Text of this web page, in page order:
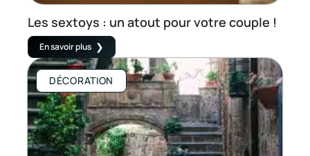
Les sextoys : un atout pour votre couple !
En savoir plus
DÉCORATION